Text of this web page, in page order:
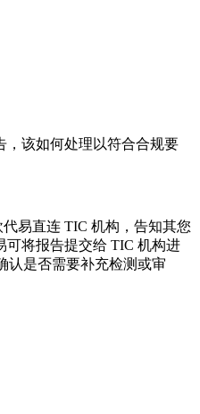
，该如何处理以符合合规要
易直连 TIC 机构，告知其您
可将报告提交给 TIC 机构进
认是否需要补充检测或审